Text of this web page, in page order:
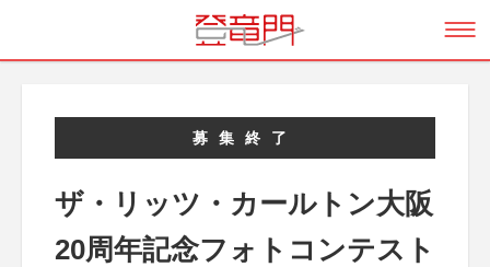
募集終了
ザ・リッツ・カールトン大阪
20周年記念フォトコンテスト